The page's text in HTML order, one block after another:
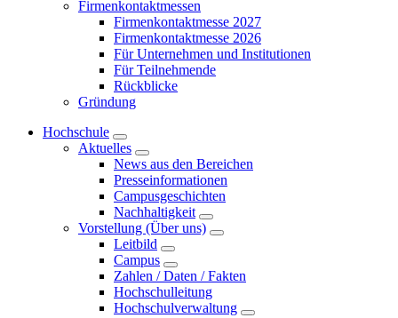
Firmenkontaktmessen
Firmenkontaktmesse 2027
Firmenkontaktmesse 2026
Für Unternehmen und Institutionen
Für Teilnehmende
Rückblicke
Gründung
Hochschule
Aktuelles
News aus den Bereichen
Presseinformationen
Campusgeschichten
Nachhaltigkeit
Vorstellung (Über uns)
Leitbild
Campus
Zahlen / Daten / Fakten
Hochschulleitung
Hochschulverwaltung